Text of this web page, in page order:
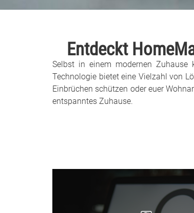
Entdeckt
Selbst in einem modernen
Technologie bietet eine Vielzahl von
Einbrüchen schützen oder euer
entspanntes Zuhause.